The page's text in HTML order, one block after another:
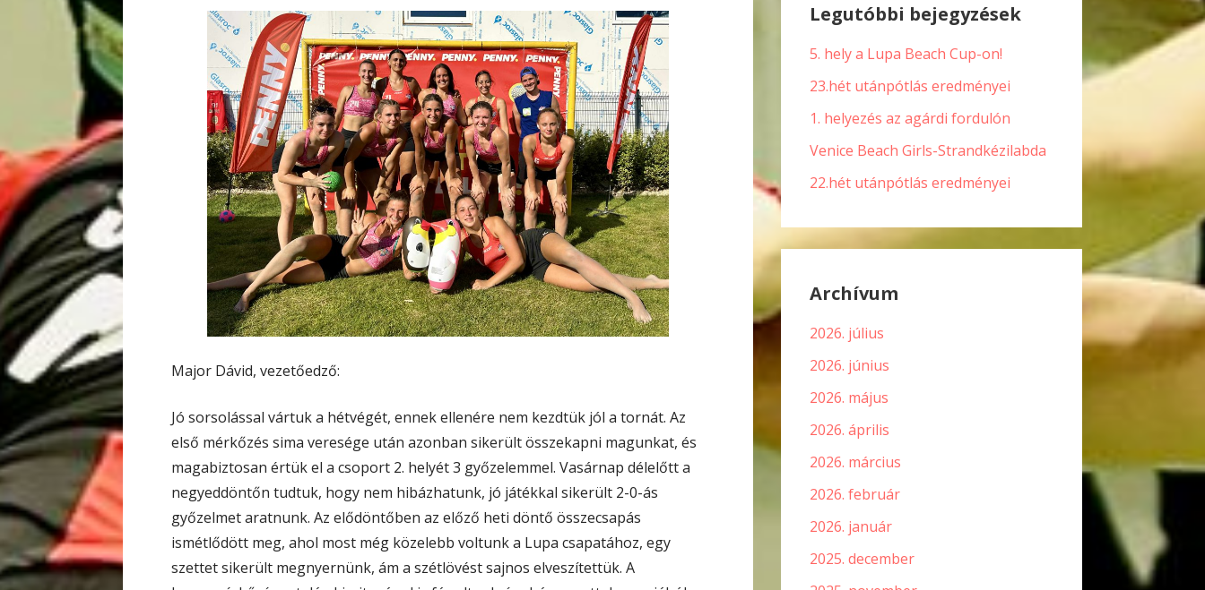
Major Dávid, vezetőedző:
Jó sorsolással vártuk a hétvégét, ennek ellenére nem kezdtük jól a tornát. Az
első mérkőzés sima veresége után azonban sikerült összekapni magunkat, és
magabiztosan értük el a csoport 2. helyét 3 győzelemmel. Vasárnap délelőtt a
negyeddöntőn tudtuk, hogy nem hibázhatunk, jó játékkal sikerült 2-0-ás
győzelmet aratnunk. Az elődöntőben az előző heti döntő összecsapás
ismétlődött meg, ahol most még közelebb voltunk a Lupa csapatához, egy
szettet sikerült megnyernünk, ám a szétlövést sajnos elveszítettük. A
Legutóbbi bejegyzések
5. hely a Lupa Beach Cup-on!
23.hét utánpótlás eredményei
1. helyezés az agárdi fordulón
Venice Beach Girls-Strandkézilabda
22.hét utánpótlás eredményei
Archívum
2026. július
2026. június
2026. május
2026. április
2026. március
2026. február
2026. január
2025. december